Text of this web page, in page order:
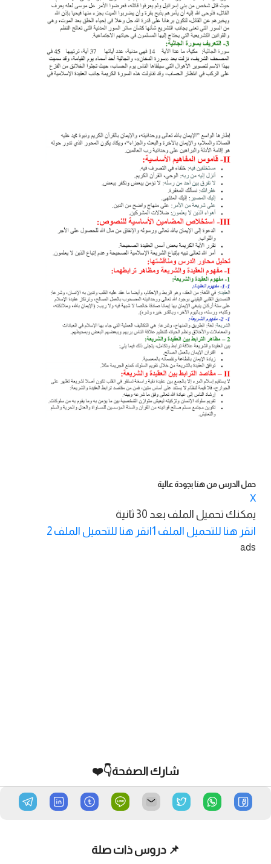
حمل الدرس من هنا بجودة عالية
X
يمكنك تحميل الملف بعد 30 ثانية
انقر هنا للتحميل الملف 1 انقر هنا للتحميل الملف 2
ads
شارك الصفحة👇❤️
📌 دروس ذات صلة